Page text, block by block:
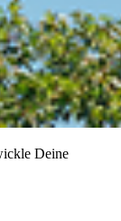
Deine